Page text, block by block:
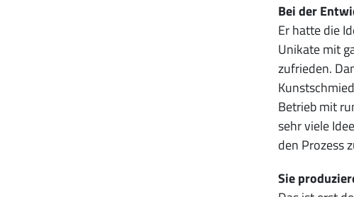
Bei der
Er hatte die
Unikate mit
zufrieden.
Betrieb mit
sehr viele
den Prozess
Sie